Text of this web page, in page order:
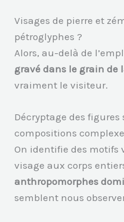
Visages de pierre et
pétroglyphes ?
Alors, au-delà de
gravé dans le grain de
vraiment le visiteur.
Décryptage des
compositions
On identifie des motifs
visage aux corps
anthropomorphes
semblent nous